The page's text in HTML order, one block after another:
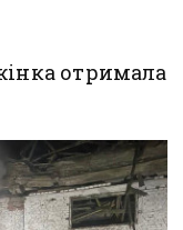
отримала